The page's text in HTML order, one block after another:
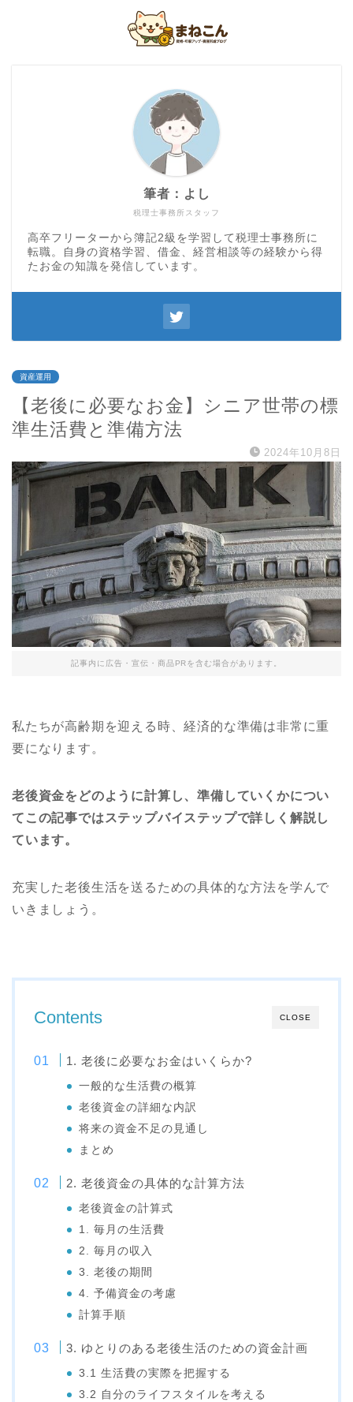
税理士事務所スタッフ
筆者：よし
高卒フリーターから簿記2級を学習して税理士事務所に
転職。自身の資格学習、借金、経営相談等の経験から得
たお金の知識を発信しています。
資産運用
【老後に必要なお金】シニア世帯の標
準生活費と準備方法
2024年10月8日
記事内に広告・宣伝・商品PRを含む場合があります。
私たちが高齢期を迎える時、経済的な準備は非常に重
要になります。
老後資金をどのように計算し、準備していくかについ
てこの記事ではステップバイステップで詳しく解説し
ています。
充実した老後生活を送るための具体的な方法を学んで
いきましょう。
CLOSE
Contents
1. 老後に必要なお金はいくらか?
一般的な生活費の概算
老後資金の詳細な内訳
将来の資金不足の見通し
まとめ
2. 老後資金の具体的な計算方法
老後資金の計算式
1. 毎月の生活費
2. 毎月の収入
3. 老後の期間
4. 予備資金の考慮
計算手順
3. ゆとりのある老後生活のための資金計画
3.1 生活費の実際を把握する
3.2 自分のライフスタイルを考える